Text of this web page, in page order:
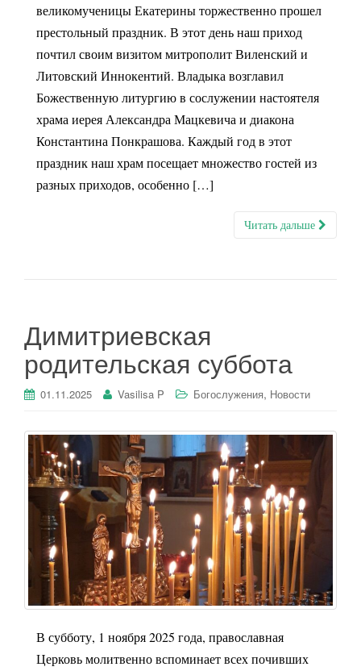
великомученицы Екатерины торжественно прошел
престольный праздник. В этот день наш приход
почтил своим визитом митрополит Виленский и
Литовский Иннокентий. Владыка возглавил
Божественную литургию в сослужении настоятеля
храма иерея Александра Мацкевича и диакона
Константина Понкрашова. Каждый год в этот
праздник наш храм посещает множество гостей из
разных приходов, особенно […]
Читать дальше
Димитриевская
родительская суббота
01.11.2025 Vasilisa P Богослужения, Новости
В субботу, 1 ноября 2025 года, православная
Церковь молитвенно вспоминает всех почивших